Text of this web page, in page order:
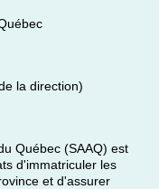
la direction)
Québec (SAAQ) est
d'immatriculer les
et d'assurer